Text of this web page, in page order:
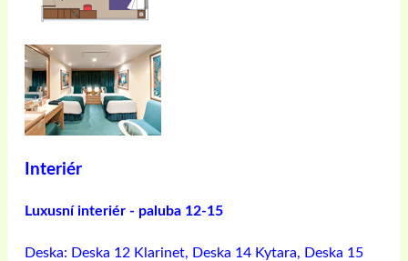
Interiér
Luxusní interiér - paluba 12-15
Deska: Deska 12 Klarinet, Deska 14 Kytara, Deska 15